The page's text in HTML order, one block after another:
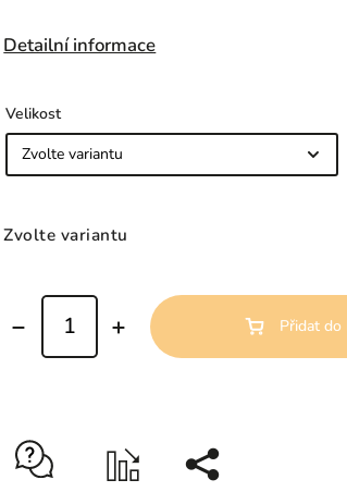
Detailní informace
Velikost
Zvolte variantu
Přidat do